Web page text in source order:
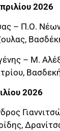
2026
– Π.Ο.
– Μ.
2026